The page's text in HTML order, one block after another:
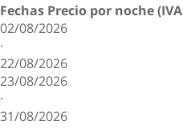
Fechas Precio por noche
02/08/2026
·
22/08/2026
23/08/2026
·
31/08/2026